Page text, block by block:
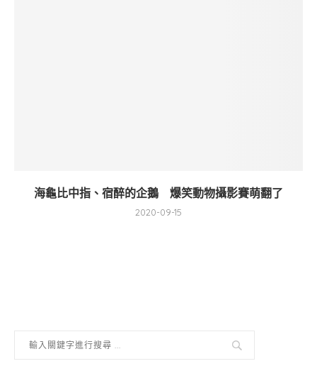
海龜比中指、宿醉的企鵝 爆笑動物攝影賽萌翻了
2020-09-15